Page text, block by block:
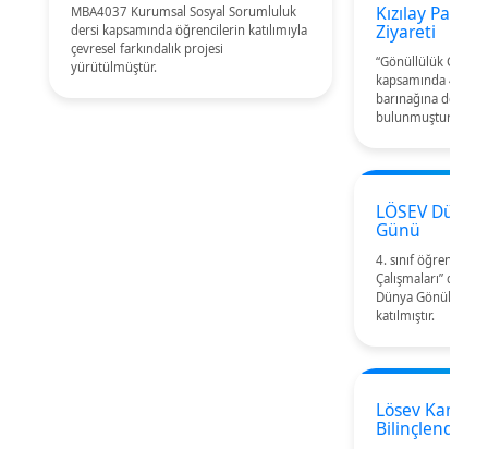
MBA4037 Kurumsal Sosyal Sorumluluk
dersi kapsamında öğrencilerin katılımıyla
çevresel farkındalık projesi
yürütülmüştür.
Kızılay Pako
Ziyareti
“Gönüllülük
kapsamında 4.
barınağına destek
bulunmuştur.
LÖSEV
Günü
4. sınıf
Çalışmaları” dersi
Dünya Gönüllüler
katılmıştır.
Lösev